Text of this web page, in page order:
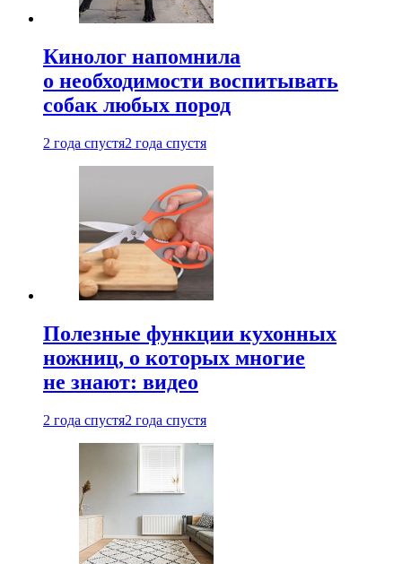
Кинолог напомнила
о необходимости воспитывать
собак любых пород
2 года спустя2 года спустя
Полезные функции кухонных
ножниц, о которых многие
не знают: видео
2 года спустя2 года спустя